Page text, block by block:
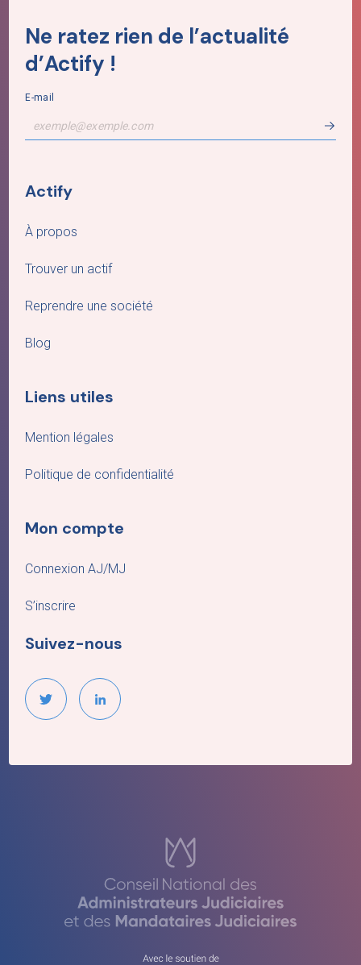
Ne ratez rien de l’actualité
d’Actify !
E-mail
Actify
À propos
Trouver un actif
Reprendre une société
Blog
Liens utiles
Mention légales
Politique de confidentialité
Mon compte
Connexion AJ/MJ
S’inscrire
Suivez-nous